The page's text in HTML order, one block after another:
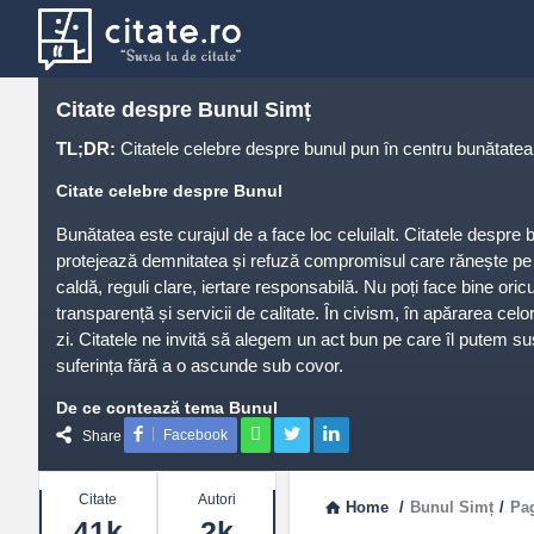
Citate despre Bunul Simț
TL;DR: Citatele celebre despre bunul pun în centru
Citate celebre despre Bunul
Bunătatea este curajul de a face loc celuilalt. Citatele
protejează demnitatea și refuză compromisul care rănește
caldă, reguli clare, iertare responsabilă. Nu poți face bine
transparență și servicii de calitate. În civism, în apărarea
zi. Citatele ne invită să alegem un act bun pe care îl putem
suferința fără a o ascunde sub covor.
De ce contează tema Bunul
Gesturile bune, bine făcute, cresc încrederea și reduc
Teme frecvente
Share Facebook
Home / Bunul Simț /
Stats
Citate Autori